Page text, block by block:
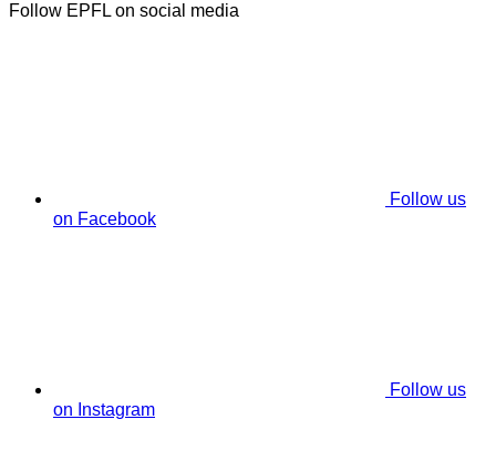
Follow EPFL on social media
Follow us
on Facebook
Follow us
on Instagram